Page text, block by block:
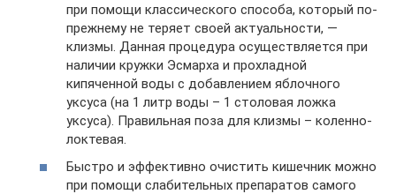
при помощи классического способа, который по-
прежнему не теряет своей актуальности, —
клизмы. Данная процедура осуществляется при
наличии кружки Эсмарха и прохладной
кипяченной воды с добавлением яблочного
уксуса (на 1 литр воды – 1 столовая ложка
уксуса). Правильная поза для клизмы – коленно-
локтевая.
Быстро и эффективно очистить кишечник можно
при помощи слабительных препаратов самого